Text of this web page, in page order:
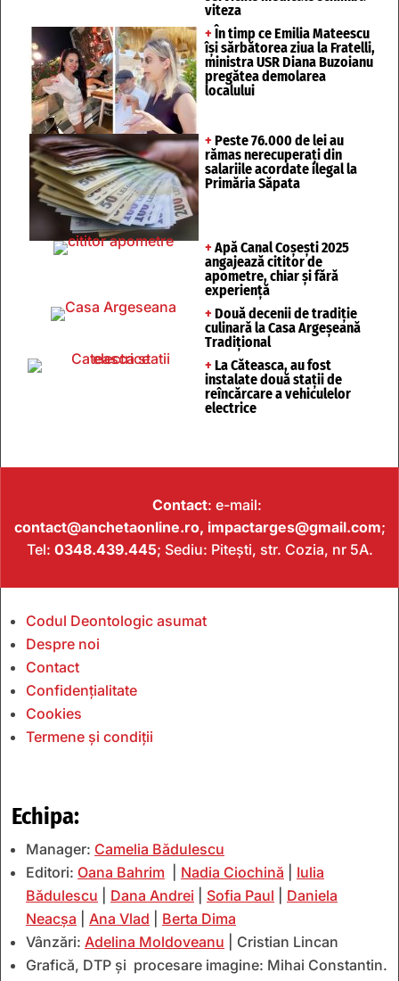
viteza
+ În timp ce Emilia Mateescu
își sărbătorea ziua la Fratelli,
ministra USR Diana Buzoianu
pregătea demolarea
localului
+ Peste 76.000 de lei au
rămas nerecuperați din
salariile acordate ilegal la
Primăria Săpata
+ Apă Canal Coșești 2025
angajează cititor de
apometre, chiar și fără
experiență
+ Două decenii de tradiție
culinară la Casa Argeșeană
Tradițional
+ La Căteasca, au fost
instalate două stații de
reîncărcare a vehiculelor
electrice
Contact: e-mail:
contact@anchetaonline.ro, impactarges@gmail.com;
Tel: 0348.439.445; Sediu: Pitești, str. Cozia, nr 5A.
Codul Deontologic asumat
Despre noi
Contact
Confidențialitate
Cookies
Termene și condiții
Echipa:
Manager: Camelia Bădulescu
Editori: Oana Bahrim Nadia Ciochină
Iulia
Bădulescu
Dana Andrei Sofia Paul
Daniela
Neacșa
Ana Vlad
Berta Dima
Vânzări: Adelina Moldoveanu | Cristian Lincan
Grafică, DTP și procesare imagine: Mihai Constantin.